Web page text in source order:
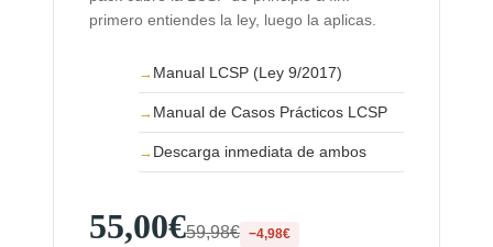
primero entiendes la ley, luego la aplicas.
Manual LCSP (Ley 9/2017)
Manual de Casos Prácticos LCSP
Descarga inmediata de ambos
55,00€59,98€ −4,98€